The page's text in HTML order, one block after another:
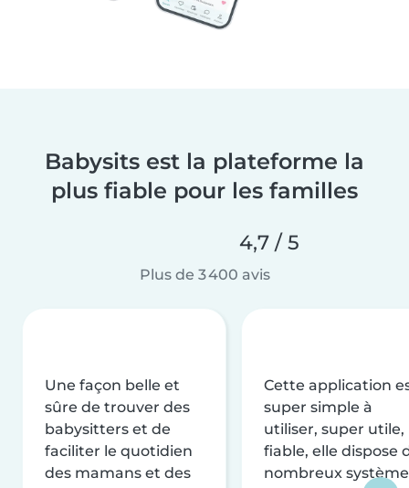
Babysits est la plateforme la
plus fiable pour les familles
4,7 / 5
Plus de 3 400 avis
Une façon belle et
sûre de trouver des
babysitters et de
faciliter le quotidien
des mamans et des
Cette application
super simple à
utiliser, super utile,
fiable, elle dispose
nombreux